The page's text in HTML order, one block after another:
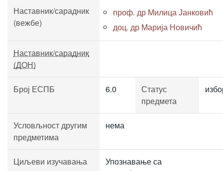
Наставник/сарадник
(вежбе)
проф. др Милица Јанковић
доц. др Марија Новичић
Наставник/сарадник
(ДОН)
Број ЕСПБ 6.0
Статус
предмета
Условљност другим
предметима
нема
Циљеви изучавања
Упознавање са